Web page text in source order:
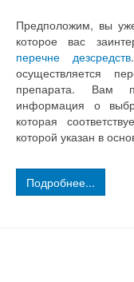
Предположим, вы
которое вас
перечне дезсредств
осуществляется
препарата. Вам
информация о
которая
которой указан в
Подробнее...